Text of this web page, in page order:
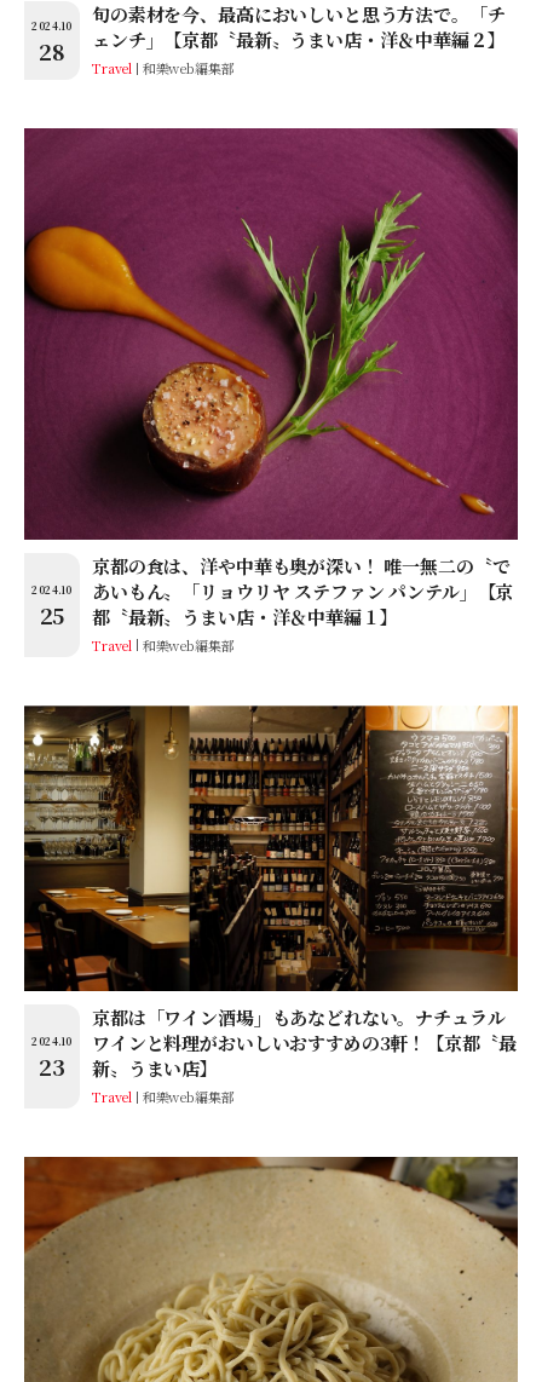
2024.10
28
旬の素材を今、最高においしいと思う方法で。「チ
ェンチ」【京都〝最新〟うまい店・洋＆中華編２】
Travel 和樂web編集部
2024.10
25
京都の食は、洋や中華も奥が深い！ 唯一無二の〝で
あいもん〟「リョウリヤ ステファン パンテル」【京
都〝最新〟うまい店・洋＆中華編１】
Travel 和樂web編集部
2024.10
23
京都は「ワイン酒場」もあなどれない。ナチュラル
ワインと料理がおいしいおすすめの3軒！【京都〝最
新〟うまい店】
Travel 和樂web編集部